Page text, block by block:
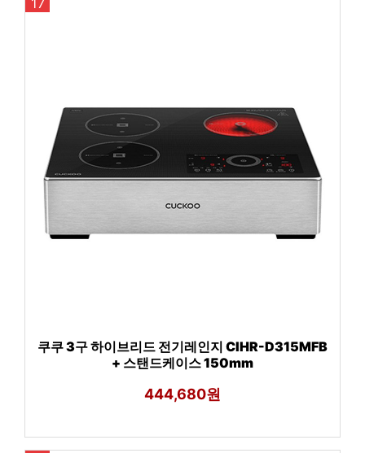
쿠쿠 3구 하이브리드 전기레인지 CIHR-D315MFB
+ 스탠드케이스 150mm
444,680원